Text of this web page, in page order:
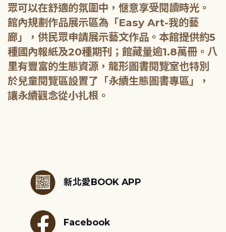
眾可以在舒適的氛圍中，愜意享受閱讀時光。
館內規劃作品展示區為「Easy Art-我的藝
廊」，供民眾申請展示藝文作品。本館提供約5
種國內報紙及20種期刊；館藏量逾1.8萬冊。八
里有豐富的生態資源，龍形圖書閱覽室也特別
於兒童閱覽區設置了「永續生態圖書專區」，
新北愛BOOK APP
Facebook